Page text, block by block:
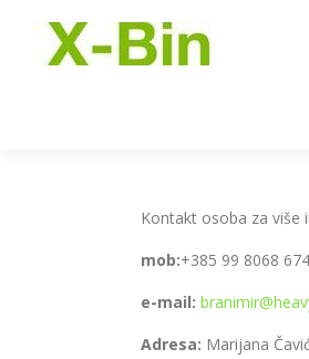
Kontakt osoba za više
mob:+385 99 8068 674
e-mail:
Adresa: Marijana